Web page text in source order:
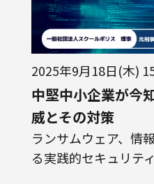
2025年9月18日(木)
中堅中小企業が今
威とその対策
ランサムウェア、情
る実践的セキュリテ